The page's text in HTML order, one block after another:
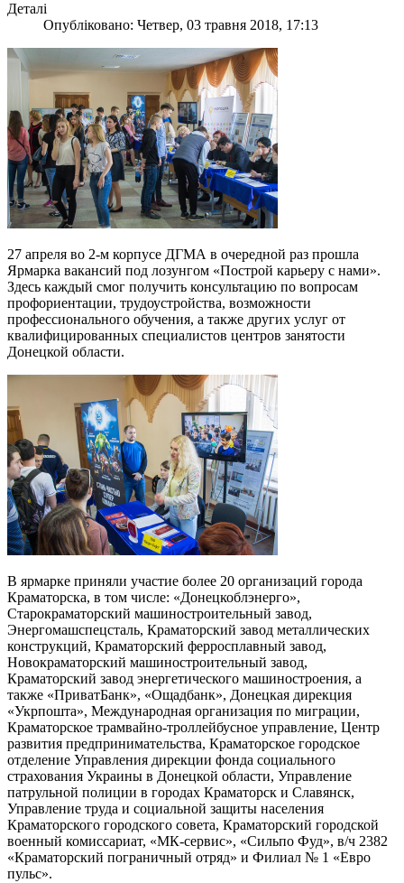
Деталі
Опубліковано: Четвер, 03 травня 2018, 17:13
27 апреля во 2-м корпусе ДГМА в очередной раз прошла
Ярмарка вакансий под лозунгом «Построй карьеру с нами».
Здесь каждый смог получить консультацию по вопросам
профориентации, трудоустройства, возможности
профессионального обучения, а также других услуг от
квалифицированных специалистов центров занятости
Донецкой области.
В ярмарке приняли участие более 20 организаций города
Краматорска, в том числе: «Донецкоблэнерго»,
Старокраматорский машиностроительный завод,
Энергомашспецсталь, Краматорский завод металлических
конструкций, Краматорский ферросплавный завод,
Новокраматорский машиностроительный завод,
Краматорский завод энергетического машиностроения, а
также «ПриватБанк», «Ощадбанк», Донецкая дирекция
«Укрпошта», Международная организация по миграции,
Краматорское трамвайно-троллейбусное управление, Центр
развития предпринимательства, Краматорское городское
отделение Управления дирекции фонда социального
страхования Украины в Донецкой области, Управление
патрульной полиции в городах Краматорск и Славянск,
Управление труда и социальной защиты населения
Краматорского городского совета, Краматорский городской
военный комиссариат, «МК-сервис», «Сильпо Фуд», в/ч 2382
«Краматорский пограничный отряд» и Филиал № 1 «Евро
пульс».